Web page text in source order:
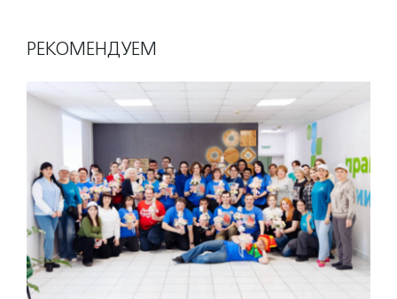
РЕКОМЕНДУЕМ